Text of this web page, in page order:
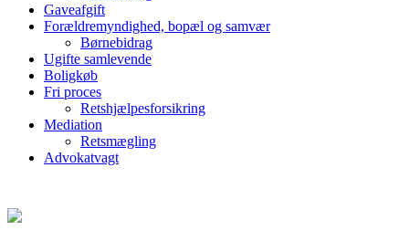
Gaveafgift
Forældremyndighed, bopæl og samvær
Børnebidrag
Ugifte samlevende
Boligkøb
Fri proces
Retshjælpesforsikring
Mediation
Retsmægling
Advokatvagt